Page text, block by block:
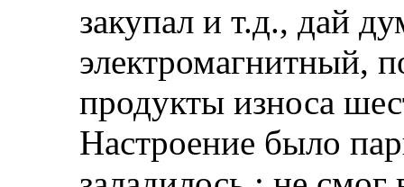
закупал и т.д., дай
электромагнитный,
продукты износа
Настроение было